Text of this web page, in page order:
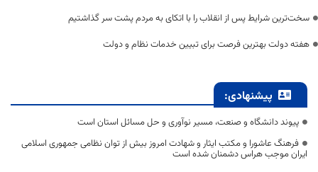
سخت‌ترین شرایط پس از انقلاب را با اتکای به مردم پشت سر گذاشتیم
هفته دولت بهترین فرصت برای تبیین خدمات نظام و دولت
پیشنهادی:
پیوند دانشگاه و صنعت، مسیر نوآوری و حل مسائل استان است
فرهنگ عاشورا و مکتب ایثار و شهادت امروز بیش از توان نظامی جمهوری اسلامی
ایران موجب هراس دشمنان شده است